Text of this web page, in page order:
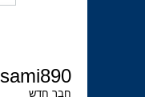
sami890
חבר חדש